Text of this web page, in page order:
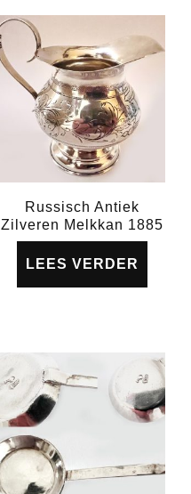
Russisch Antiek
Zilveren Melkkan 1885
LEES VERDER